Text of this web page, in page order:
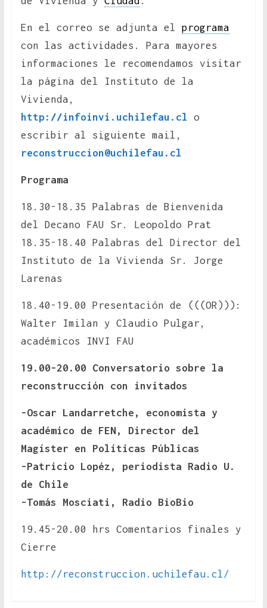
En el correo se adjunta el programa
con las actividades. Para mayores
informaciones le recomendamos visitar
la página del Instituto de la
Vivienda,
http://infoinvi.uchilefau.cl o
escribir al siguiente mail,
reconstruccion@uchilefau.cl
Programa
18.30-18.35 Palabras de Bienvenida
del Decano FAU Sr. Leopoldo Prat
18.35-18.40 Palabras del Director del
Instituto de la Vivienda Sr. Jorge
Larenas
18.40-19.00 Presentación de (((OR))):
Walter Imilan y Claudio Pulgar,
académicos INVI FAU
19.00-20.00 Conversatorio sobre la
reconstrucción con invitados
-Oscar Landarretche, economista y
académico de FEN, Director del
Magíster en Políticas Públicas
-Patricio Lopéz, periodista Radio U.
de Chile
-Tomás Mosciati, Radio BioBio
19.45-20.00 hrs Comentarios finales y
Cierre
http://reconstruccion.uchilefau.cl/